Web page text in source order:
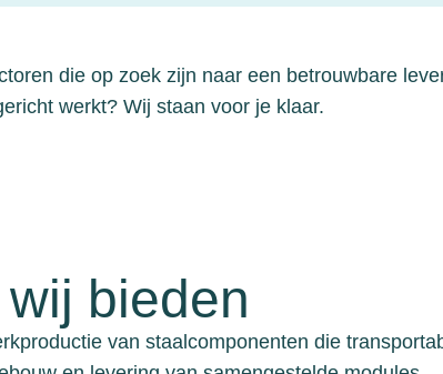
die op zoek zijn naar een betrouwbare
werkt? Wij staan voor je klaar.
bieden
van staalcomponenten die